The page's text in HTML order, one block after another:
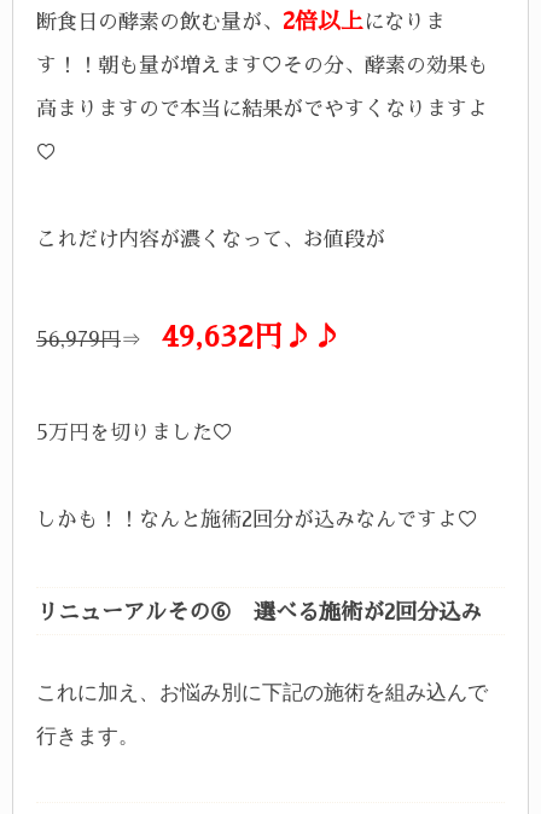
断食日の酵素の飲む量が、 2倍以上になりま
す！！朝も量が増えます♡その分、酵素の効果も
高まりますので本当に結果がでやすくなりますよ
♡
これだけ内容が濃くなって、お値段が
56,979円⇒ 49,632円♪♪
5万円を切りました♡
しかも！！なんと施術2回分が込みなんですよ♡
リニューアルその⑥ 選べる施術が2回分込み
これに加え、お悩み別に下記の施術を組み込んで
行きます。